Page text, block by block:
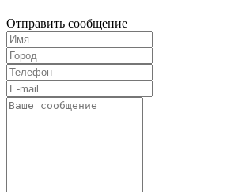
Отправить сообщение